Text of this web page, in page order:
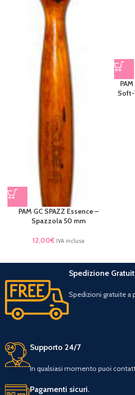
PAM GC SPAZZ Essence –
Spazzola 50 mm
12,00€ IVA inclusa
Soft-
Spedizione
Spedizioni gratuite a
Supporto 24/7
In qualsiasi momento puoi
Pagamenti sicuri.